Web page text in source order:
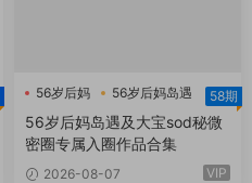
56岁后妈
56岁后妈岛遇
大宝sod秘
58期
56岁后妈岛遇及大宝sod秘微
密圈专属入圈作品合集
2026-08-07 VIP